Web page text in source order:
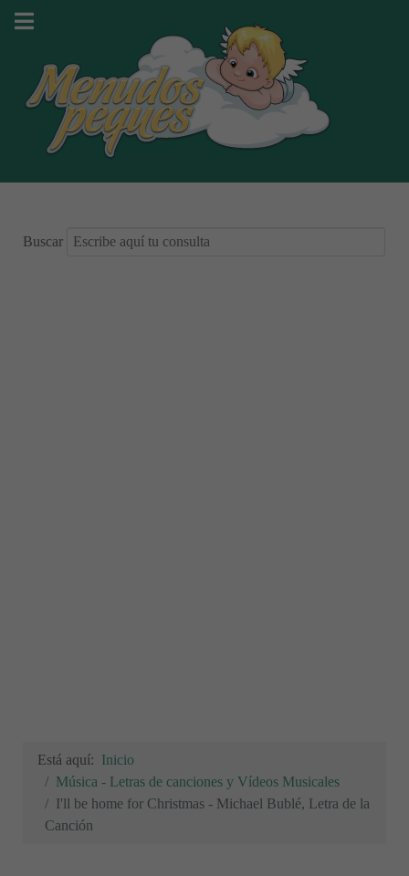
Buscar
Está aquí: Inicio
Música - Letras de canciones y Vídeos Musicales
I'll be home for Christmas - Michael Bublé, Letra de la
Canción